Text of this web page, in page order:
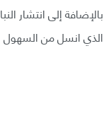
بالإضافة إلى انتشار
الذي انسل من السهول